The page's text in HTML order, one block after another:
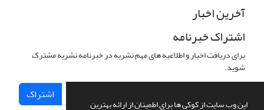
این وب سایت از کوکی ها برای اطمینان از ارائه بهترین
آخرین اخبار
اشتراک خبرنامه
برای دریافت اخبار و اطلاعیه های مهم نشریه در خبرنامه نشریه مشترک
شوید.
اشتراک